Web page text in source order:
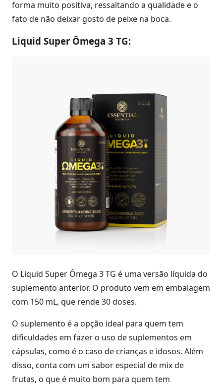
forma muito positiva, ressaltando a qualidade e o
fato de não deixar gosto de peixe na boca.
Liquid Super Ômega 3 TG:
O Liquid Super Ômega 3 TG é uma versão líquida do
suplemento anterior. O produto vem em embalagem
com 150 mL, que rende 30 doses.
O suplemento é a opção ideal para quem tem
dificuldades em fazer o uso de suplementos em
cápsulas, como é o caso de crianças e idosos. Além
disso, conta com um sabor especial de mix de
frutas, o que é muito bom para quem tem